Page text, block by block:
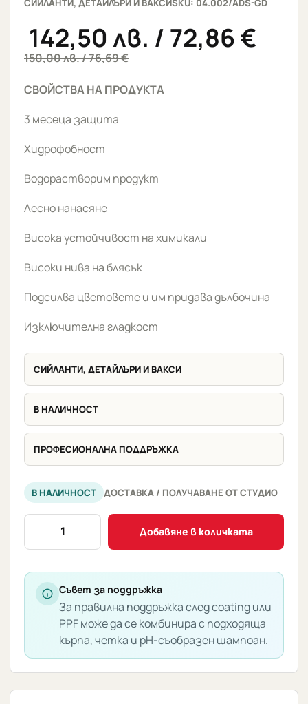
150,00лв./ 76,69 €
142,50 лв. / 72,86 €
СВОЙСТВА НА ПРОДУКТА
3 месеца защита
Хидрофобност
Водорастворим продукт
Лесно нанасяне
Висока устойчивост на химикали
Високи нива на блясък
Подсилва цветовете и им придава дълбочина
Изключителна гладкост
СИЙЛАНТИ, ДЕТАЙЛЪРИ И ВАКСИ
В НАЛИЧНОСТ
ПРОФЕСИОНАЛНА ПОДДРЪЖКА
В НАЛИЧНОСТ ДОСТАВКА / ПОЛУЧАВАНЕ ОТ СТУДИО
количество
Graphene
Detailer
Концентрат
Добавяне в количката
Съвет за поддръжка
За правилна поддръжка след coating или
PPF може да се комбинира с подходяща
кърпа, четка и pH-съобразен шампоан.